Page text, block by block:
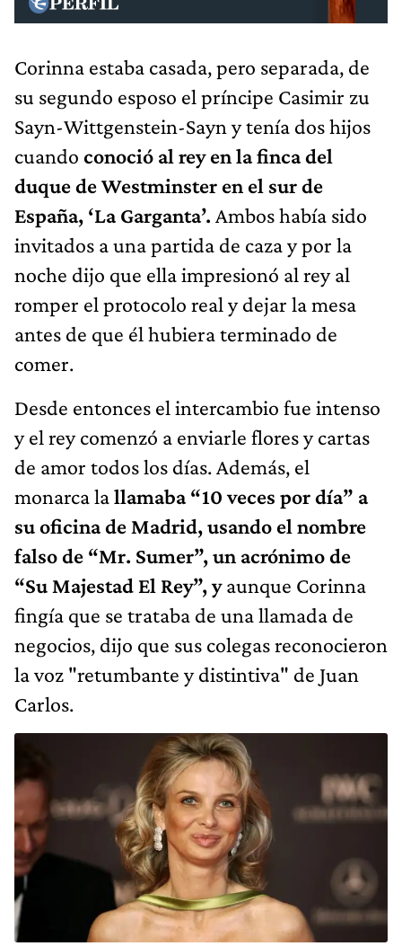
Corinna estaba casada, pero separada, de
su segundo esposo el príncipe Casimir zu
Sayn-Wittgenstein-Sayn y tenía dos hijos
cuando conoció al rey en la finca del
duque de Westminster en el sur de
España, ‘La Garganta’. Ambos había sido
invitados a una partida de caza y por la
noche dijo que ella impresionó al rey al
romper el protocolo real y dejar la mesa
antes de que él hubiera terminado de
comer.
Desde entonces el intercambio fue intenso
y el rey comenzó a enviarle flores y cartas
de amor todos los días. Además, el
monarca lallamaba “10 veces por día” a
su oficina de Madrid, usando el nombre
falso de “Mr. Sumer”, un acrónimo de
“Su Majestad El Rey”, yaunque Corinna
fingía que se trataba de una llamada de
negocios, dijo que sus colegas reconocieron
la voz "retumbante y distintiva" de Juan
Carlos.